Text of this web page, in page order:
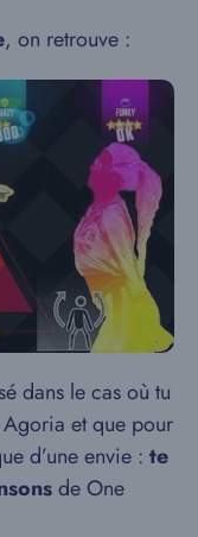
, on retrouve :
dans le cas où tu
et que pour
d’une envie : te
de One